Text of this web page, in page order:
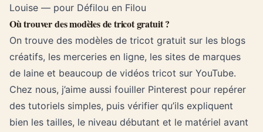
Louise — pour Défilou en Filou
Où trouver des modèles de tricot gratuit ?
On trouve des modèles de tricot gratuit sur les blogs
créatifs, les merceries en ligne, les sites de marques
de laine et beaucoup de vidéos tricot sur YouTube.
Chez nous, j’aime aussi fouiller Pinterest pour repérer
des tutoriels simples, puis vérifier qu’ils expliquent
bien les tailles, le niveau débutant et le matériel avant